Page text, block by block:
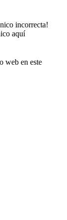
incorrecta!
aquí
web en este